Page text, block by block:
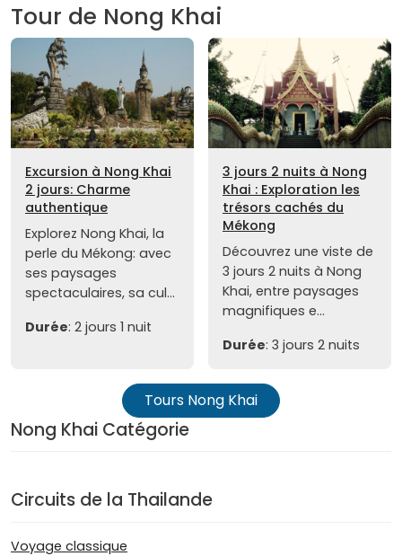
Tour de Nong Khai
Excursion à Nong Khai
2 jours: Charme
authentique
Explorez Nong Khai, la
perle du Mékong: avec
ses paysages
spectaculaires, sa cul...
Durée: 2 jours 1 nuit
3 jours 2 nuits à Nong
Khai : Exploration les
trésors cachés du
Mékong
Découvrez une viste de
3 jours 2 nuits à Nong
Khai, entre paysages
magnifiques e...
Durée: 3 jours 2 nuits
Tours Nong Khai
Nong Khai Catégorie
Circuits de la Thailande
Voyage classique